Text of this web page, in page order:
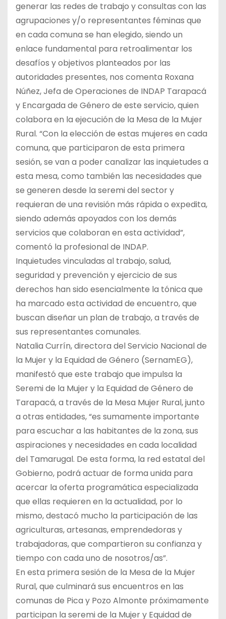
generar las redes de trabajo y consultas con las
agrupaciones y/o representantes féminas que
en cada comuna se han elegido, siendo un
enlace fundamental para retroalimentar los
desafíos y objetivos planteados por las
autoridades presentes, nos comenta Roxana
Núñez, Jefa de Operaciones de INDAP Tarapacá
y Encargada de Género de este servicio, quien
colabora en la ejecución de la Mesa de la Mujer
Rural. “Con la elección de estas mujeres en cada
comuna, que participaron de esta primera
sesión, se van a poder canalizar las inquietudes a
esta mesa, como también las necesidades que
se generen desde la seremi del sector y
requieran de una revisión más rápida o expedita,
siendo además apoyados con los demás
servicios que colaboran en esta actividad”,
comentó la profesional de INDAP.
Inquietudes vinculadas al trabajo, salud,
seguridad y prevención y ejercicio de sus
derechos han sido esencialmente la tónica que
ha marcado esta actividad de encuentro, que
buscan diseñar un plan de trabajo, a través de
sus representantes comunales.
Natalia Currín, directora del Servicio Nacional de
la Mujer y la Equidad de Género (SernamEG),
manifestó que este trabajo que impulsa la
Seremi de la Mujer y la Equidad de Género de
Tarapacá, a través de la Mesa Mujer Rural, junto
a otras entidades, “es sumamente importante
para escuchar a las habitantes de la zona, sus
aspiraciones y necesidades en cada localidad
del Tamarugal. De esta forma, la red estatal del
Gobierno, podrá actuar de forma unida para
acercar la oferta programática especializada
que ellas requieren en la actualidad, por lo
mismo, destacó mucho la participación de las
agriculturas, artesanas, emprendedoras y
trabajadoras, que compartieron su confianza y
tiempo con cada uno de nosotros/as”.
En esta primera sesión de la Mesa de la Mujer
Rural, que culminará sus encuentros en las
comunas de Pica y Pozo Almonte próximamente
participan la seremi de la Mujer y Equidad de